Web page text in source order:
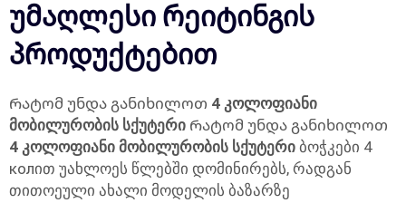
უმაღლესი რეიტინგის
პროდუქტებით
Რატომ უნდა განიხილოთ 4 კოლოფიანი
მობილურობის სქუტერი Რატომ უნდა განიხილოთ
4 კოლოფიანი მობილურობის სქუტერი ბოჭკები 4
колით უახლოეს წლებში დომინირებს, რადგან
თითოეული ახალი მოდელის ბაზარზე